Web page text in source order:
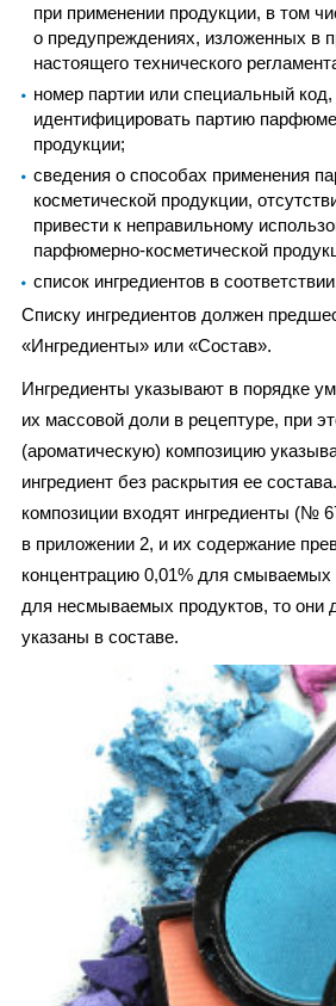
при применении продукции, в том
о предупреждениях, изложенных в
настоящего технического
номер партии или специальный
идентифицировать партию
продукции;
сведения о способах применения
косметической продукции,
привести к неправильному
парфюмерно-косметической
список ингредиентов в
Списку ингредиентов должен
«Ингредиенты» или «Состав».
Ингредиенты указывают в порядке
их массовой доли в рецептуре, при
(ароматическую) композицию
ингредиент без раскрытия ее
композиции входят ингредиенты (№
в приложении 2, и их содержание
концентрацию 0,01% для смываемых
для несмываемых продуктов, то они
указаны в составе.